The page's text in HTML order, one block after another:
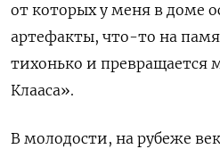
от которых у меня в доме
артефакты, что-то на
тихонько и превращается
Клааса».
В молодости, на рубеже